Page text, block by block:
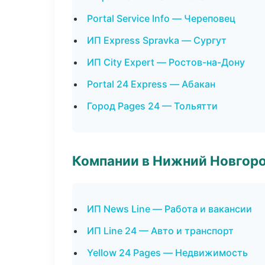
Portal Service Info — Череповец
ИП Express Spravka — Сургут
ИП City Expert — Ростов-на-Дону
Portal 24 Express — Абакан
Город Pages 24 — Тольятти
Компании в Нижний
ИП News Line — Работа и вакансии
ИП Line 24 — Авто и транспорт
Yellow 24 Pages — Недвижимость